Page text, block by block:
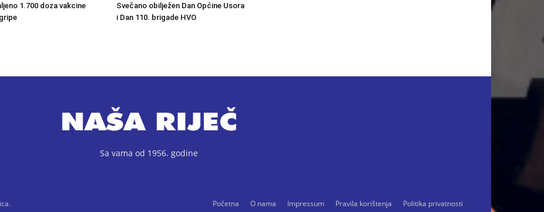
1.700 doza vakcine
Svečano obilježen Dan Općine Usora
i Dan 110. brigade HVO
Sa vama od 1956. godine
Početna O nama Impressum Pravila korištenja Politika privatnosti